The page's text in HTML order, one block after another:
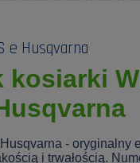
e Husqvarna
kosiarki
- oryginalny
i trwałością.